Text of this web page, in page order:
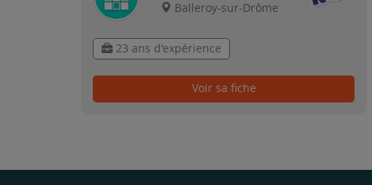
Balleroy-sur-Drôme
23 ans d'expérience
Voir sa fiche